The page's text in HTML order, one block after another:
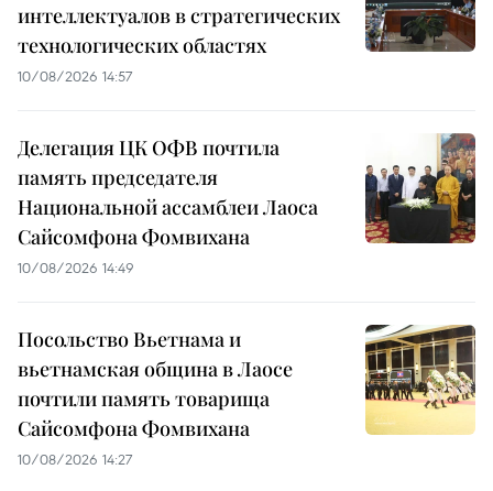
интеллектуалов в стратегических
технологических областях
10/08/2026 14:57
Делегация ЦК ОФВ почтила
память председателя
Национальной ассамблеи Лаоса
Сайсомфона Фомвихана
10/08/2026 14:49
Посольство Вьетнама и
вьетнамская община в Лаосе
почтили память товарища
Сайсомфона Фомвихана
10/08/2026 14:27